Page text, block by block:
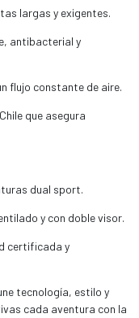
largas y exigentes.
antibacterial y
flujo constante de aire.
que asegura
dual sport.
y con doble visor.
certificada y
tecnología, estilo y
cada aventura con la